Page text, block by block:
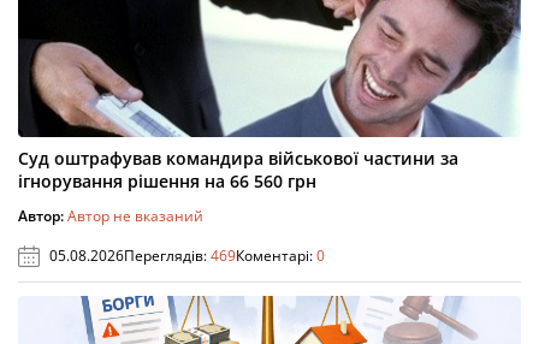
Суд оштрафував командира військової частини за
ігнорування рішення на 66 560 грн
Автор:Автор не вказаний
05.08.2026Переглядів:469Коментарі:0